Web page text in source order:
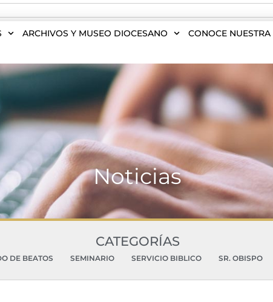
ARCHIVOS Y MUSEO DIOCESANO CONOCE NUESTRA
Noticias
CATEGORÍAS
DE BEATOS SEMINARIO SERVICIO BIBLICO SR. OBISPO